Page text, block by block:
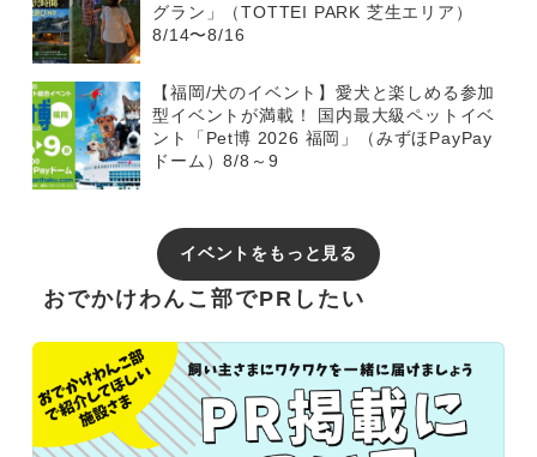
グラン」（TOTTEI PARK 芝生エリア）
8/14〜8/16
【福岡/犬のイベント】愛犬と楽しめる参加
型イベントが満載！ 国内最大級ペットイベ
ント「Pet博 2026 福岡」（みずほPayPay
ドーム）8/8～9
イベントをもっと見る
おでかけわんこ部でPRしたい